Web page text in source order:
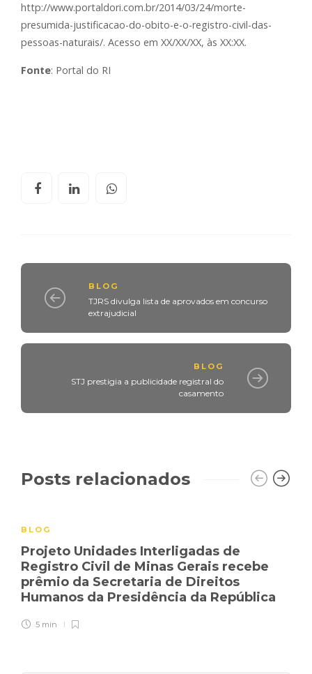
http://www.portaldori.com.br/2014/03/24/morte-
presumida-justificacao-do-obito-e-o-registro-civil-das-
pessoas-naturais/. Acesso em XX/XX/XX, às XX:XX.
Fonte: Portal do RI
BLOG
TJRS divulga lista de aprovados em concurso
extrajudicial
BLOG
STJ prestigia a publicidade registral do
casamento
Posts relacionados
BLOG
Projeto Unidades Interligadas de
Registro Civil de Minas Gerais recebe
prêmio da Secretaria de Direitos
Humanos da Presidência da República
5 min